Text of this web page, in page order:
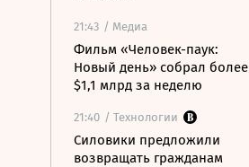
21:43 / Медиа
Фильм «Человек-паук:
Новый день» собрал более
$1,1 млрд за неделю
21:40 / Технологии
Силовики предложили
возвращать гражданам